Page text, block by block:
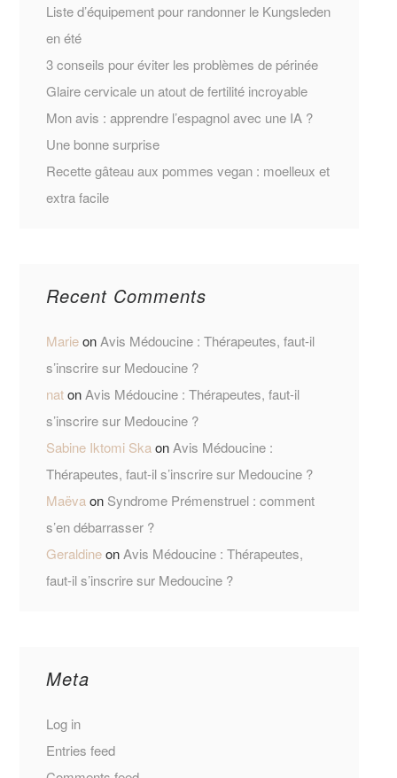
Liste d’équipement pour randonner le Kungsleden
en été
3 conseils pour éviter les problèmes de périnée
Glaire cervicale un atout de fertilité incroyable
Mon avis : apprendre l’espagnol avec une IA ?
Une bonne surprise
Recette gâteau aux pommes vegan : moelleux et
extra facile
Recent Comments
MarieonAvis Médoucine : Thérapeutes, faut-il
s’inscrire sur Medoucine ?
natonAvis Médoucine : Thérapeutes, faut-il
s’inscrire sur Medoucine ?
Sabine Iktomi SkaonAvis Médoucine :
Thérapeutes, faut-il s’inscrire sur Medoucine ?
Maëvaon Syndrome Prémenstruel : comment
s’en débarrasser ?
GeraldineonAvis Médoucine : Thérapeutes,
faut-il s’inscrire sur Medoucine ?
Meta
Log in
Entries feed